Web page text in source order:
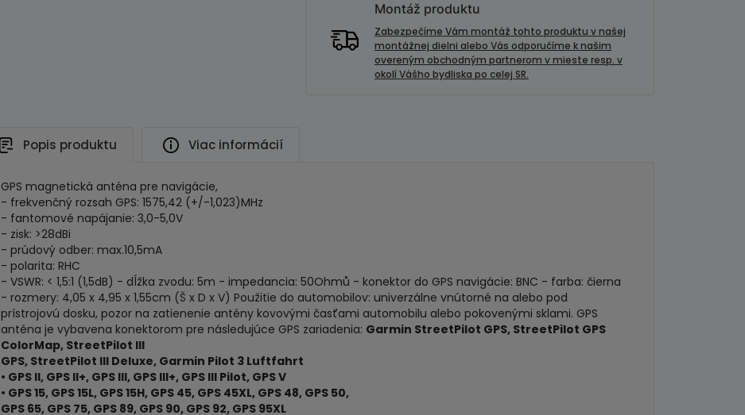
Wiclic
Montáž produktu
Zabezpečíme Vám montáž tohto produktu v našej
montážnej dielni alebo Vás odporučíme k našim
overeným obchodným partnerom v mieste resp. v
okolí Vášho bydliska po celej SR.
Popis produktu Viac informácií
GPS magnetická anténa pre navigácie,
- frekvenčný rozsah GPS: 1575,42 (+/-1,023)MHz
- fantomové napájanie: 3,0-5,0V
- zisk: >28dBi
- prúdový odber: max.10,5mA
- polarita: RHC
- VSWR: < 1,5:1 (1,5dB) - dĺžka zvodu: 5m - impedancia: 50Ohmů - konektor do GPS navigácie: BNC - farba: čierna
- rozmery: 4,05 x 4,95 x 1,55cm (Š x D x V) Použitie do automobilov: univerzálne vnútorné na alebo pod
prístrojovú dosku, pozor na zatienenie antény kovovými časťami automobilu alebo pokovenými sklami. GPS
anténa je vybavena konektorom pre následujúce GPS zariadenia: Garmin StreetPilot GPS, StreetPilot GPS
ColorMap, StreetPilot III
GPS, StreetPilot III Deluxe, Garmin Pilot 3 Luftfahrt
• GPS II, GPS II+, GPS III, GPS III+, GPS III Pilot, GPS V
• GPS 15, GPS 15L, GPS 15H, GPS 45, GPS 45XL, GPS 48, GPS 50,
GPS 65, GPS 75, GPS 89, GPS 90, GPS 92, GPS 95XL